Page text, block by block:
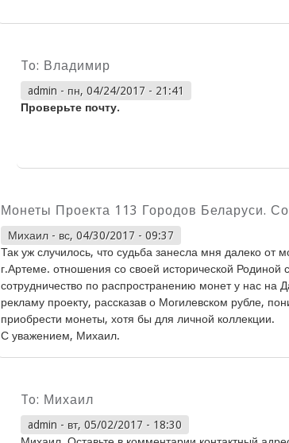
To: Владимир
admin - пн, 04/24/2017 - 21:41
Проверьте почту.
Монеты Проекта 113 Городов Беларуси.
Михаил - вс, 04/30/2017 - 09:37
Так уж случилось, что судьба занесла мня далеко от
г.Артеме. отношения со своей исторической
сотрудничество по распространению монет у нас
рекламу проекту, рассказав о Могилевском рубле,
приобрести монеты, хотя бы для личной коллекции.
С уважением, Михаил.
To: Михаил
admin - вт, 05/02/2017 - 18:30